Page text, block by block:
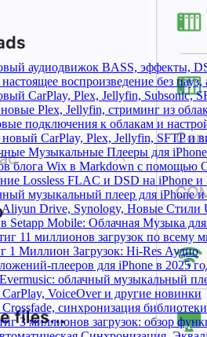
аудиодвижок BASS, эффекты,
воспроизведение без
CarPlay, Plex, Jellyfin, Subsonic,
Plex, Jellyfin, стриминг из
подключения к облакам и
CarPlay, Plex, Jellyfin, SFTP и
Музыкальные Плееры для iPhone
блога Wix в Markdown с помощью
Lossless FLAC и DSD на iPhone и
музыкальный плеер для iPhone и
Aliyun Drive, Synology, Новые Стили
Setapp Mobile: Облачная Музыка
11 миллионов загрузок по всему
1 Миллион Загрузок: Hi-Res Аудио
плееров для iPhone в 2025
облачный музыкальный
VoiceOver и другие новинки
синхронизация
3 миллионов загрузок: обзор